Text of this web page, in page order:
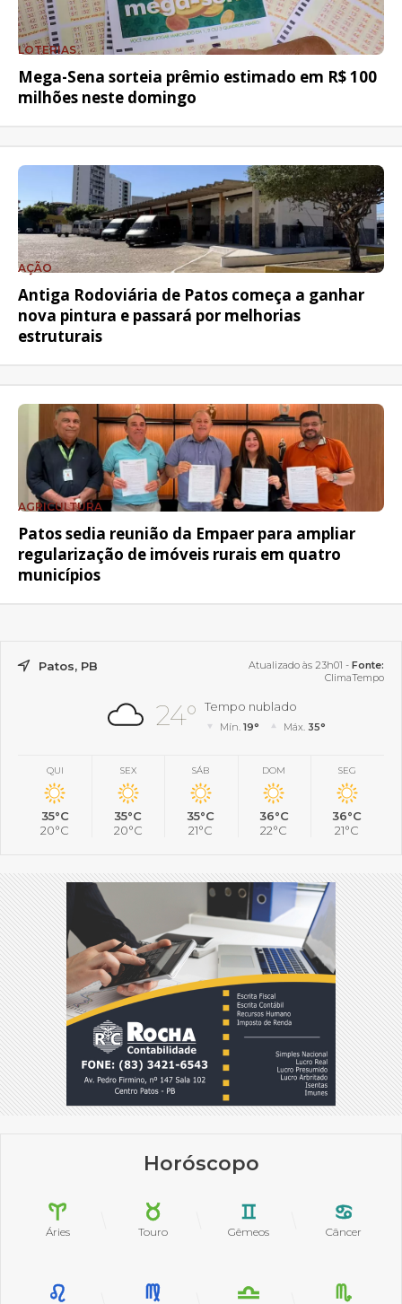
LOTERIAS
Mega-Sena sorteia prêmio estimado em R$ 100
milhões neste domingo
AÇÃO
Antiga Rodoviária de Patos começa a ganhar
nova pintura e passará por melhorias
estruturais
AGRICULTURA
Patos sedia reunião da Empaer para ampliar
regularização de imóveis rurais em quatro
municípios
Patos, PB Atualizado às 23h01 - Fonte:
ClimaTempo
24° Tempo nublado
Mín.19° Máx. 35°
QUI
35°C
20°C
SEX
35°C
20°C
SÁB
35°C
21°C
DOM
36°C
22°C
SEG
36°C
21°C
Horóscopo
Áries Touro Gêmeos Câncer